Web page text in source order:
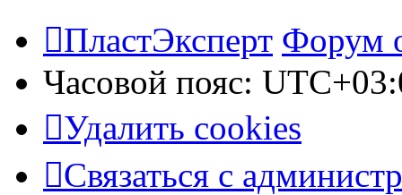
ПластЭксперт Форум
Часовой пояс:
Удалить cookies
Связаться с